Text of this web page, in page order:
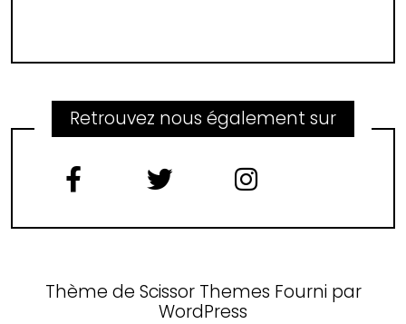
Retrouvez nous également sur
Thème de Scissor Themes Fourni par
WordPress